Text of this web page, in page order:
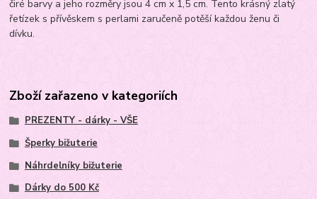
čiré barvy a jeho rozměry jsou 4 cm x 1,5 cm. Tento krásný zlatý
řetízek s přívěskem s perlami zaručeně potěší každou ženu či
dívku.
Zboží zařazeno v kategoriích
PREZENTY - dárky - VŠE
Šperky bižuterie
Náhrdelníky bižuterie
Dárky do 500 Kč